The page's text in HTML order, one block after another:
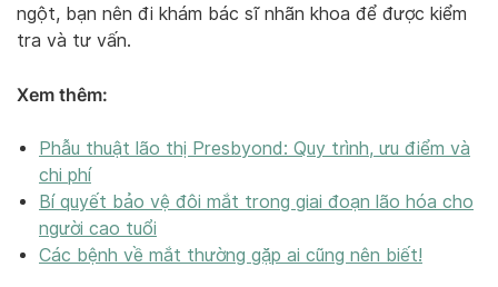
ngột, bạn nên đi khám bác sĩ nhãn khoa để được kiểm
tra và tư vấn.
Xem thêm:
Phẫu thuật lão thị Presbyond: Quy trình, ưu điểm và
chi phí
Bí quyết bảo vệ đôi mắt trong giai đoạn lão hóa cho
người cao tuổi
Các bệnh về mắt thường gặp ai cũng nên biết!